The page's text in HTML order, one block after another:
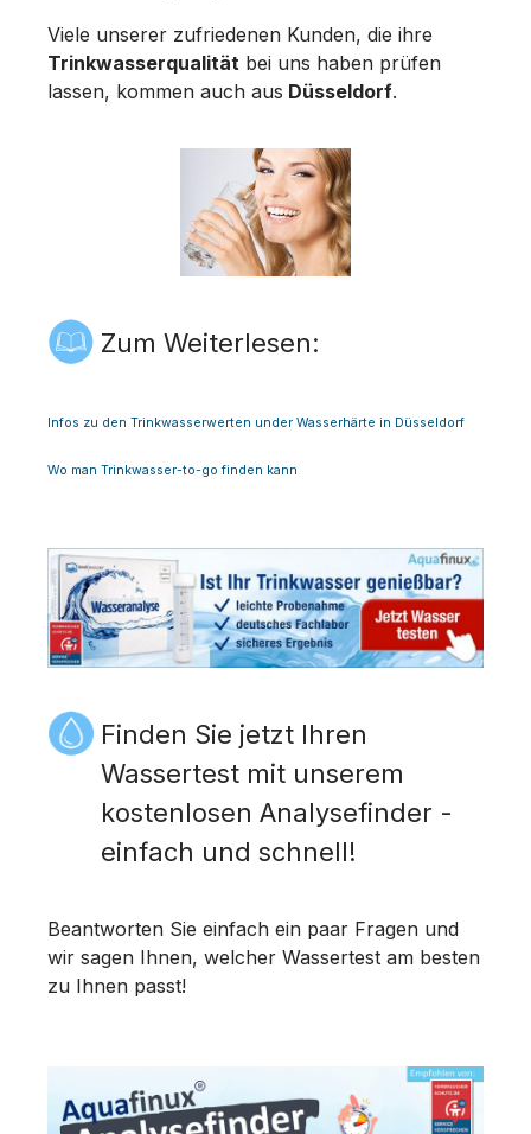
Viele unserer zufriedenen Kunden, die ihre
Trinkwasserqualität bei uns haben prüfen
lassen, kommen auch aus Düsseldorf.
Zum Weiterlesen:
Infos zu den Trinkwasserwerten under Wasserhärte in Düsseldorf
Wo man Trinkwasser-to-go finden kann
Finden Sie jetzt Ihren
Wassertest mit unserem
kostenlosen Analysefinder -
einfach und schnell!
Beantworten Sie einfach ein paar Fragen und
wir sagen Ihnen, welcher Wassertest am besten
zu Ihnen passt!